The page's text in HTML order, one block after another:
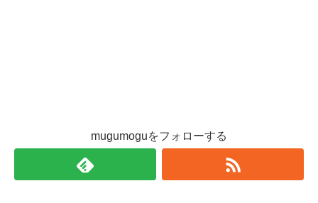
mugumoguをフォローする